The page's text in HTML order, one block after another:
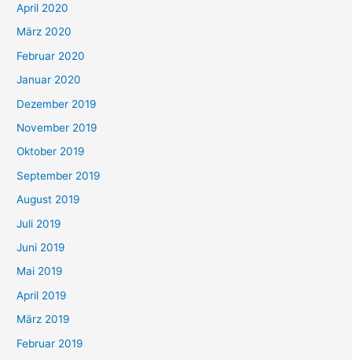
April 2020
März 2020
Februar 2020
Januar 2020
Dezember 2019
November 2019
Oktober 2019
September 2019
August 2019
Juli 2019
Juni 2019
Mai 2019
April 2019
März 2019
Februar 2019